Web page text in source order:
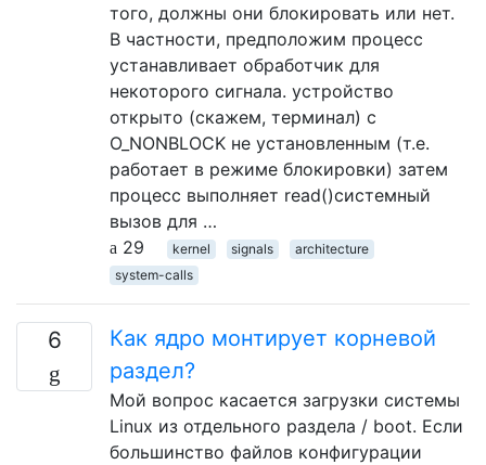
того, должны они блокировать или нет.
В частности, предположим процесс
устанавливает обработчик для
некоторого сигнала. устройство
открыто (скажем, терминал) с
O_NONBLOCK не установленным (т.е.
работает в режиме блокировки) затем
процесс выполняет read()системный
вызов для …
29
kernel signals
architecture
system-calls
6
Как ядро ​​монтирует корневой
раздел?
Мой вопрос касается загрузки системы
Linux из отдельного раздела / boot. Если
большинство файлов конфигурации